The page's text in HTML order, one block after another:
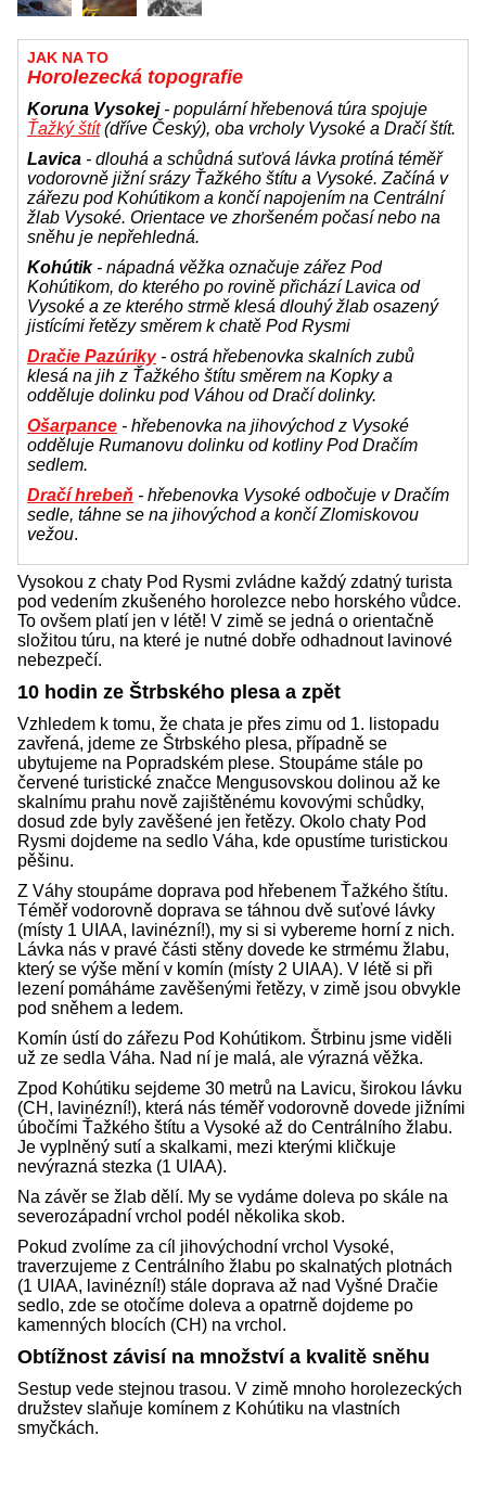
JAK NA TO
Horolezecká topografie
Koruna Vysokej- populární hřebenová túra spojuje
Ťažký štít(dříve Český), oba vrcholy Vysoké a Dračí štít.
Lavica - dlouhá a schůdná suťová lávka protíná téměř
vodorovně jižní srázy Ťažkého štítu a Vysoké. Začíná v
zářezu pod Kohútikom a končí napojením na Centrální
žlab Vysoké. Orientace ve zhoršeném počasí nebo na
sněhu je nepřehledná.
Kohútik- nápadná věžka označuje zářez Pod
Kohútikom, do kterého po rovině přichází Lavica od
Vysoké a ze kterého strmě klesá dlouhý žlab osazený
jistícími řetězy směrem k chatě Pod Rysmi
Dračie Pazúriky- ostrá hřebenovka skalních zubů
klesá na jih z Ťažkého štítu směrem na Kopky a
odděluje dolinku pod Váhou od Dračí dolinky.
Ošarpance - hřebenovka na jihovýchod z Vysoké
odděluje Rumanovu dolinku od kotliny Pod Dračím
sedlem.
Dračí hrebeň - hřebenovka Vysoké odbočuje v Dračím
sedle, táhne se na jihovýchod a končí Zlomiskovou
vežou.
Vysokou z chaty Pod Rysmi zvládne každý zdatný turista
pod vedením zkušeného horolezce nebo horského vůdce.
To ovšem platí jen v létě! V zimě se jedná o orientačně
složitou túru, na které je nutné dobře odhadnout lavinové
nebezpečí.
10 hodin ze Štrbského plesa a zpět
Vzhledem k tomu, že chata je přes zimu od 1. listopadu
zavřená, jdeme ze Štrbského plesa, případně se
ubytujeme na Popradském plese. Stoupáme stále po
červené turistické značce Mengusovskou dolinou až ke
skalnímu prahu nově zajištěnému kovovými schůdky,
dosud zde byly zavěšené jen řetězy. Okolo chaty Pod
Rysmi dojdeme na sedlo Váha, kde opustíme turistickou
pěšinu.
Z Váhy stoupáme doprava pod hřebenem Ťažkého štítu.
Téměř vodorovně doprava se táhnou dvě suťové lávky
(místy 1 UIAA, lavinézní!), my si si vybereme horní z nich.
Lávka nás v pravé části stěny dovede ke strmému žlabu,
který se výše mění v komín (místy 2 UIAA). V létě si při
lezení pomáháme zavěšenými řetězy, v zimě jsou obvykle
pod sněhem a ledem.
Komín ústí do zářezu Pod Kohútikom. Štrbinu jsme viděli
už ze sedla Váha. Nad ní je malá, ale výrazná věžka.
Zpod Kohútiku sejdeme 30 metrů na Lavicu, širokou lávku
(CH, lavinézní!), která nás téměř vodorovně dovede jižními
úbočími Ťažkého štítu a Vysoké až do Centrálního žlabu.
Je vyplněný sutí a skalkami, mezi kterými kličkuje
nevýrazná stezka (1 UIAA).
Na závěr se žlab dělí. My se vydáme doleva po skále na
severozápadní vrchol podél několika skob.
Pokud zvolíme za cíl jihovýchodní vrchol Vysoké,
traverzujeme z Centrálního žlabu po skalnatých plotnách
(1 UIAA, lavinézní!) stále doprava až nad Vyšné Dračie
sedlo, zde se otočíme doleva a opatrně dojdeme po
kamenných blocích (CH) na vrchol.
Obtížnost závisí na množství a kvalitě sněhu
Sestup vede stejnou trasou. V zimě mnoho horolezeckých
družstev slaňuje komínem z Kohútiku na vlastních
smyčkách.